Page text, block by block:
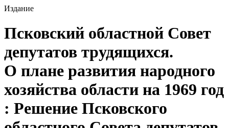
Издание
Псковский областной Совет
депутатов трудящихся.
О плане развития народного
хозяйства области на 1969 год
: Решение Псковского